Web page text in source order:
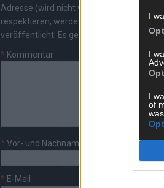
I
I
I
of
Adresse (wird nicht veröffentlicht). Wir
respektieren, werden freigeschaltet;
veröffentlicht. Es gelten unsere
* Kommentar
* Vor- und Nachname
* E-Mail